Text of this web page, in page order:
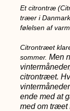
Et citrontræ
træer i
følelsen af
Citrontræet
sommer.Men
citrontræet.
ende med at
med om træet